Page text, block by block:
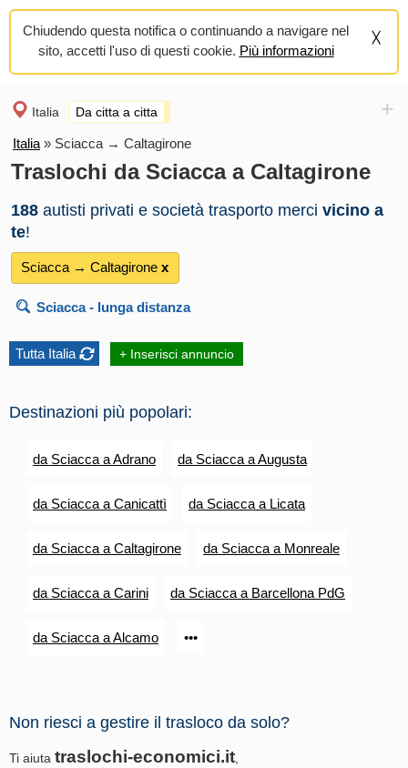
Chiudendo questa notifica o continuando a navigare nel
sito, accetti l'uso di questi cookie. Più informazioni
Italia Da citta a citta +
Italia » Sciacca → Caltagirone
Traslochi da Sciacca a Caltagirone
188 autisti privati e società trasporto merci vicino a
te!
Sciacca → Caltagirone х
Sciacca- lunga distanza
Tutta Italia + Inserisci annuncio
Destinazioni più popolari:
da Sciacca a Adrano da Sciacca a Augusta
da Sciacca a Canicattì da Sciacca a Licata
da Sciacca a Caltagirone da Sciacca a Monreale
da Sciacca a Carini da Sciacca a Barcellona PdG
da Sciacca a Alcamo •••
Non riesci a gestire il trasloco da solo?
Ti aiuta traslochi-economici.it